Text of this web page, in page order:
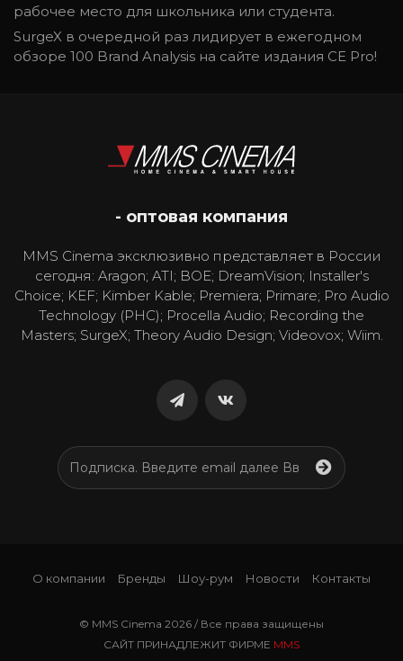
рабочее место для школьника или студента.
SurgeX в очередной раз лидирует в ежегодном
обзоре 100 Brand Analysis на сайте издания CE Pro!
- оптовая компания
MMS Cinema эксклюзивно представляет в России
сегодня: Aragon; ATI; BOE; DreamVision; Installer's
Choice; KEF; Kimber Kable; Premiera; Primare; Pro Audio
Technology (PHC); Procella Audio; Recording the
Masters; SurgeX; Theory Audio Design; Videovox; Wiim.
О компании Бренды Шоу-рум Новости Контакты
© MMS Cinema 2026 / Все права защищены
САЙТ ПРИНАДЛЕЖИТ ФИРМЕ MMS